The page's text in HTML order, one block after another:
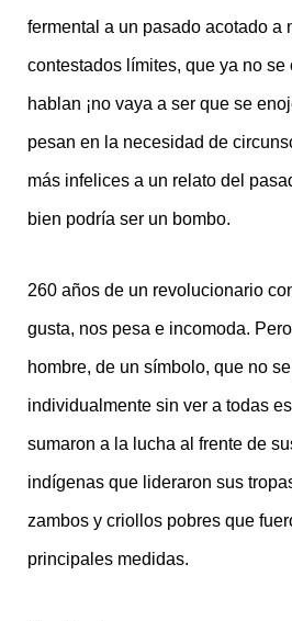
fermental a un pasado acotado a
contestados límites, que ya no se
hablan ¡no vaya a ser que se
pesan en la necesidad de
más infelices a un relato del
bien podría ser un bombo.
260 años de un revolucionario
gusta, nos pesa e incomoda.
hombre, de un símbolo, que no
individualmente sin ver a todas
sumaron a la lucha al frente de
indígenas que lideraron sus
zambos y criollos pobres que
principales medidas.